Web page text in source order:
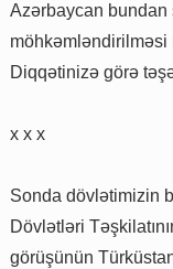
Azərbaycan bundan
Diqqətinizə görə
x x x
Sonda dövlətimizin
Dövlətləri
görüşünün